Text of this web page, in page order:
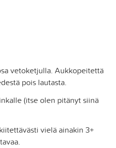
vetoketjulla. Aukkopeitettä
pois lautasta.
(itse olen pitänyt siinä
vielä ainakin 3+